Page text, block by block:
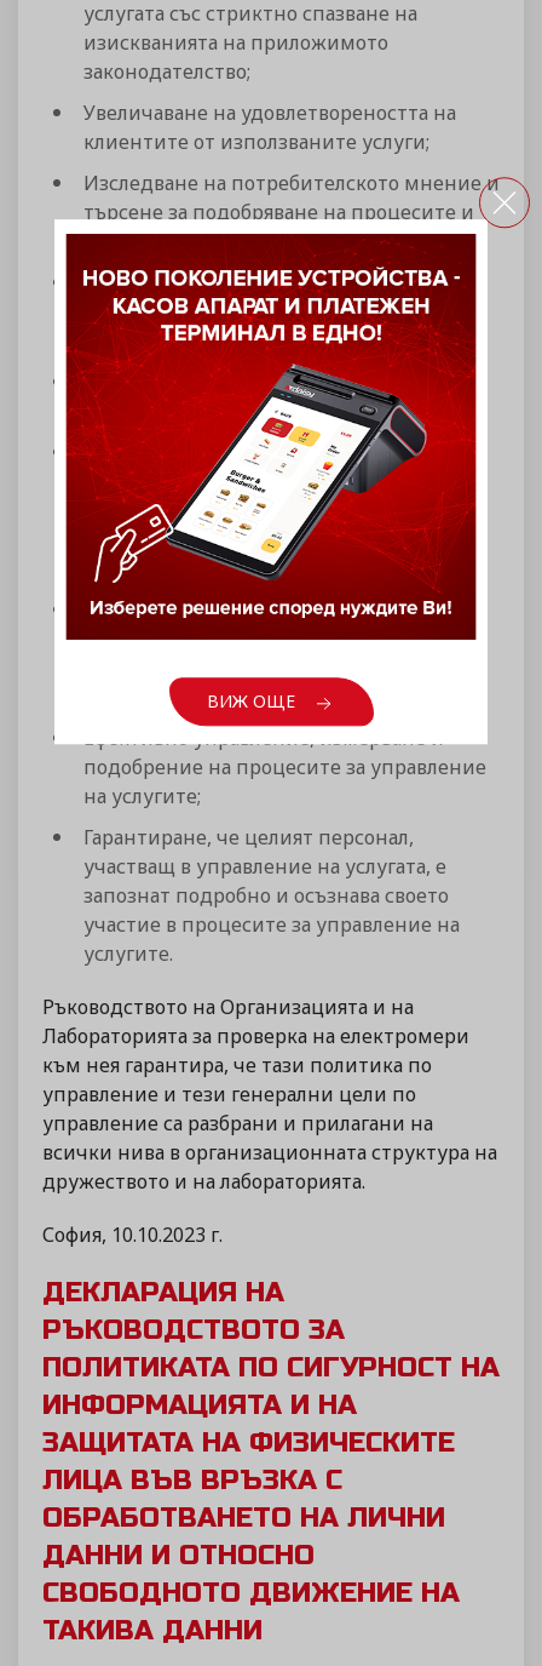
услугата със стриктно спазване на
изискванията на приложимото
законодателство;
Увеличаване на удовлетвореността на
клиентите от използваните услуги;
Изследване на потребителското мнение и
търсене за подобряване на процесите и
подобряване на крайните услуги;
Предоставяне от Организацията на
отличаващи се и по-добри от тези на
конкурентните компании услуги;
Работа с доказани в областта
поддоставчици;
Предоставяне на съответстващи услуги в
конкурентна среда, с непрекъснат
стремеж услугите и Системата за
управление на услугите да се подобряват
постоянно;
Увеличаване на възможностите за
продажби, чрез постигане на
бизнес изискване;
Ефективно управление, измерване и
подобрение на процесите за управление
на услугите;
Гарантиране, че целият персонал,
участващ в управление на услугата, е
запознат подробно и осъзнава своето
участие в процесите за управление на
услугите.
Ръководството на Организацията и на
Лабораторията за проверка на електромери
към нея гарантира, че тази политика по
управление и тези генерални цели по
управление са разбрани и прилагани на
всички нива в организационната структура на
дружеството и на лабораторията.
София, 10.10.2023 г.
ДЕКЛАРАЦИЯ НА
РЪКОВОДСТВОТО ЗА
ПОЛИТИКАТА ПО СИГУРНОСТ НА
ИНФОРМАЦИЯТА И НА
ЗАЩИТАТА НА ФИЗИЧЕСКИТЕ
ЛИЦА ВЪВ ВРЪЗКА С
ОБРАБОТВАНЕТО НА ЛИЧНИ
ДАННИ И ОТНОСНО
СВОБОДНОТО ДВИЖЕНИЕ НА
ТАКИВА ДАННИ
ВИЖ ОЩЕ